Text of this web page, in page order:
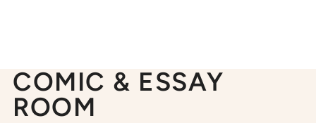
COMIC & ESSAY
ROOM